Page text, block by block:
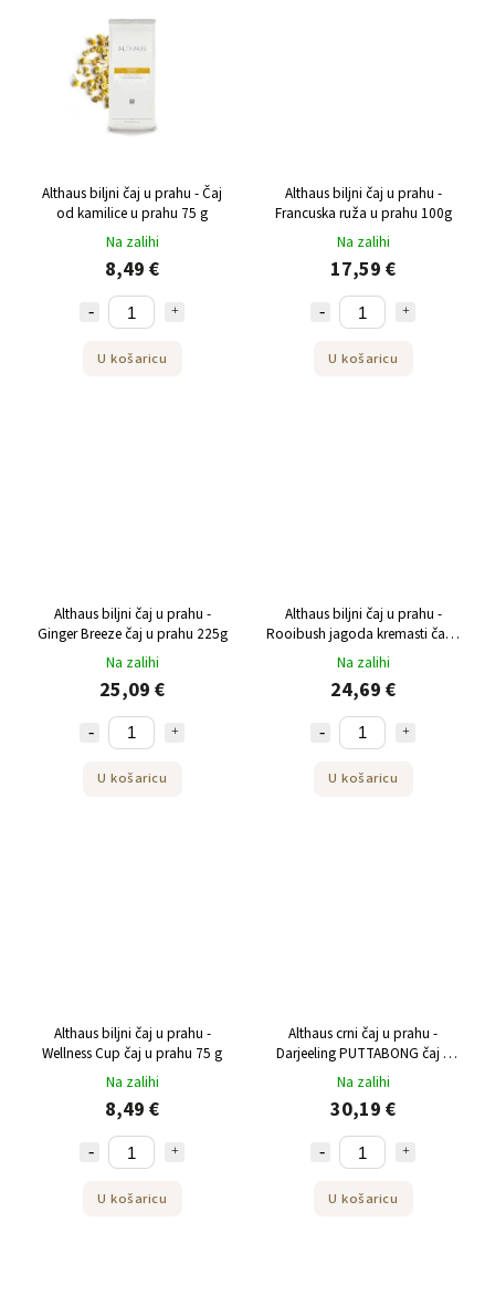
Althaus biljni čaj u prahu - Čaj
od kamilice u prahu 75 g
Na zalihi
8,49 €
U košaricu
Althaus biljni čaj u prahu -
Francuska ruža u prahu 100g
Na zalihi
17,59 €
U košaricu
Althaus biljni čaj u prahu -
Ginger Breeze čaj u prahu 225g
Na zalihi
25,09 €
U košaricu
Althaus biljni čaj u prahu -
Rooibush jagoda kremasti čaj u
prahu 250 g
Na zalihi
24,69 €
U košaricu
Althaus biljni čaj u prahu -
Wellness Cup čaj u prahu 75 g
Na zalihi
8,49 €
U košaricu
Althaus crni čaj u prahu -
Darjeeling PUTTABONG čaj u
prahu 250 g
Na zalihi
30,19 €
U košaricu